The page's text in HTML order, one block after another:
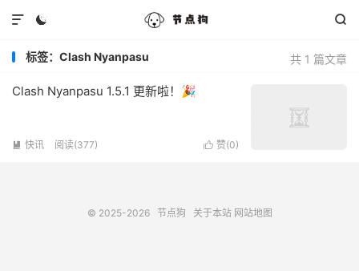
 

共 1 篇文章
标签：Clash Nyanpasu
Clash Nyanpasu 1.5.1 更新啦！🎉
 赞(0)
 快讯 阅读(377)
© 2025-2026 节点狗 关于本站 网站地图